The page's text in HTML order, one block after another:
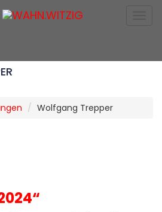
Wolfgang Trepper